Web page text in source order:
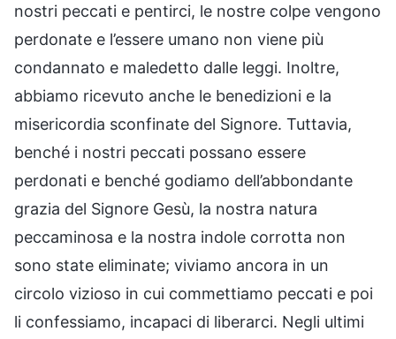
nostri peccati e pentirci, le nostre colpe vengono
perdonate e l’essere umano non viene più
condannato e maledetto dalle leggi. Inoltre,
abbiamo ricevuto anche le benedizioni e la
misericordia sconfinate del Signore. Tuttavia,
benché i nostri peccati possano essere
perdonati e benché godiamo dell’abbondante
grazia del Signore Gesù, la nostra natura
peccaminosa e la nostra indole corrotta non
sono state eliminate; viviamo ancora in un
circolo vizioso in cui commettiamo peccati e poi
li confessiamo, incapaci di liberarci. Negli ultimi